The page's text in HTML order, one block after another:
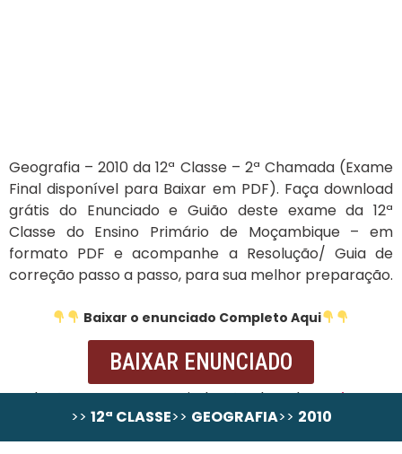
Geografia – 2010 da 12ª Classe – 2ª Chamada (Exame
Final disponível para Baixar em PDF). Faça download
grátis do Enunciado e Guião deste exame da 12ª
Classe do Ensino Primário de Moçambique – em
formato PDF e acompanhe a Resolução/ Guia de
correção passo a passo, para sua melhor preparação.
Baixar o enunciado Completo Aqui
BAIXAR ENUNCIADO
>> 12ª CLASSE>> GEOGRAFIA>> 2010
Resolução passo a Passo ainda não alocada,pode
comprá-la em wa.me/258867131324